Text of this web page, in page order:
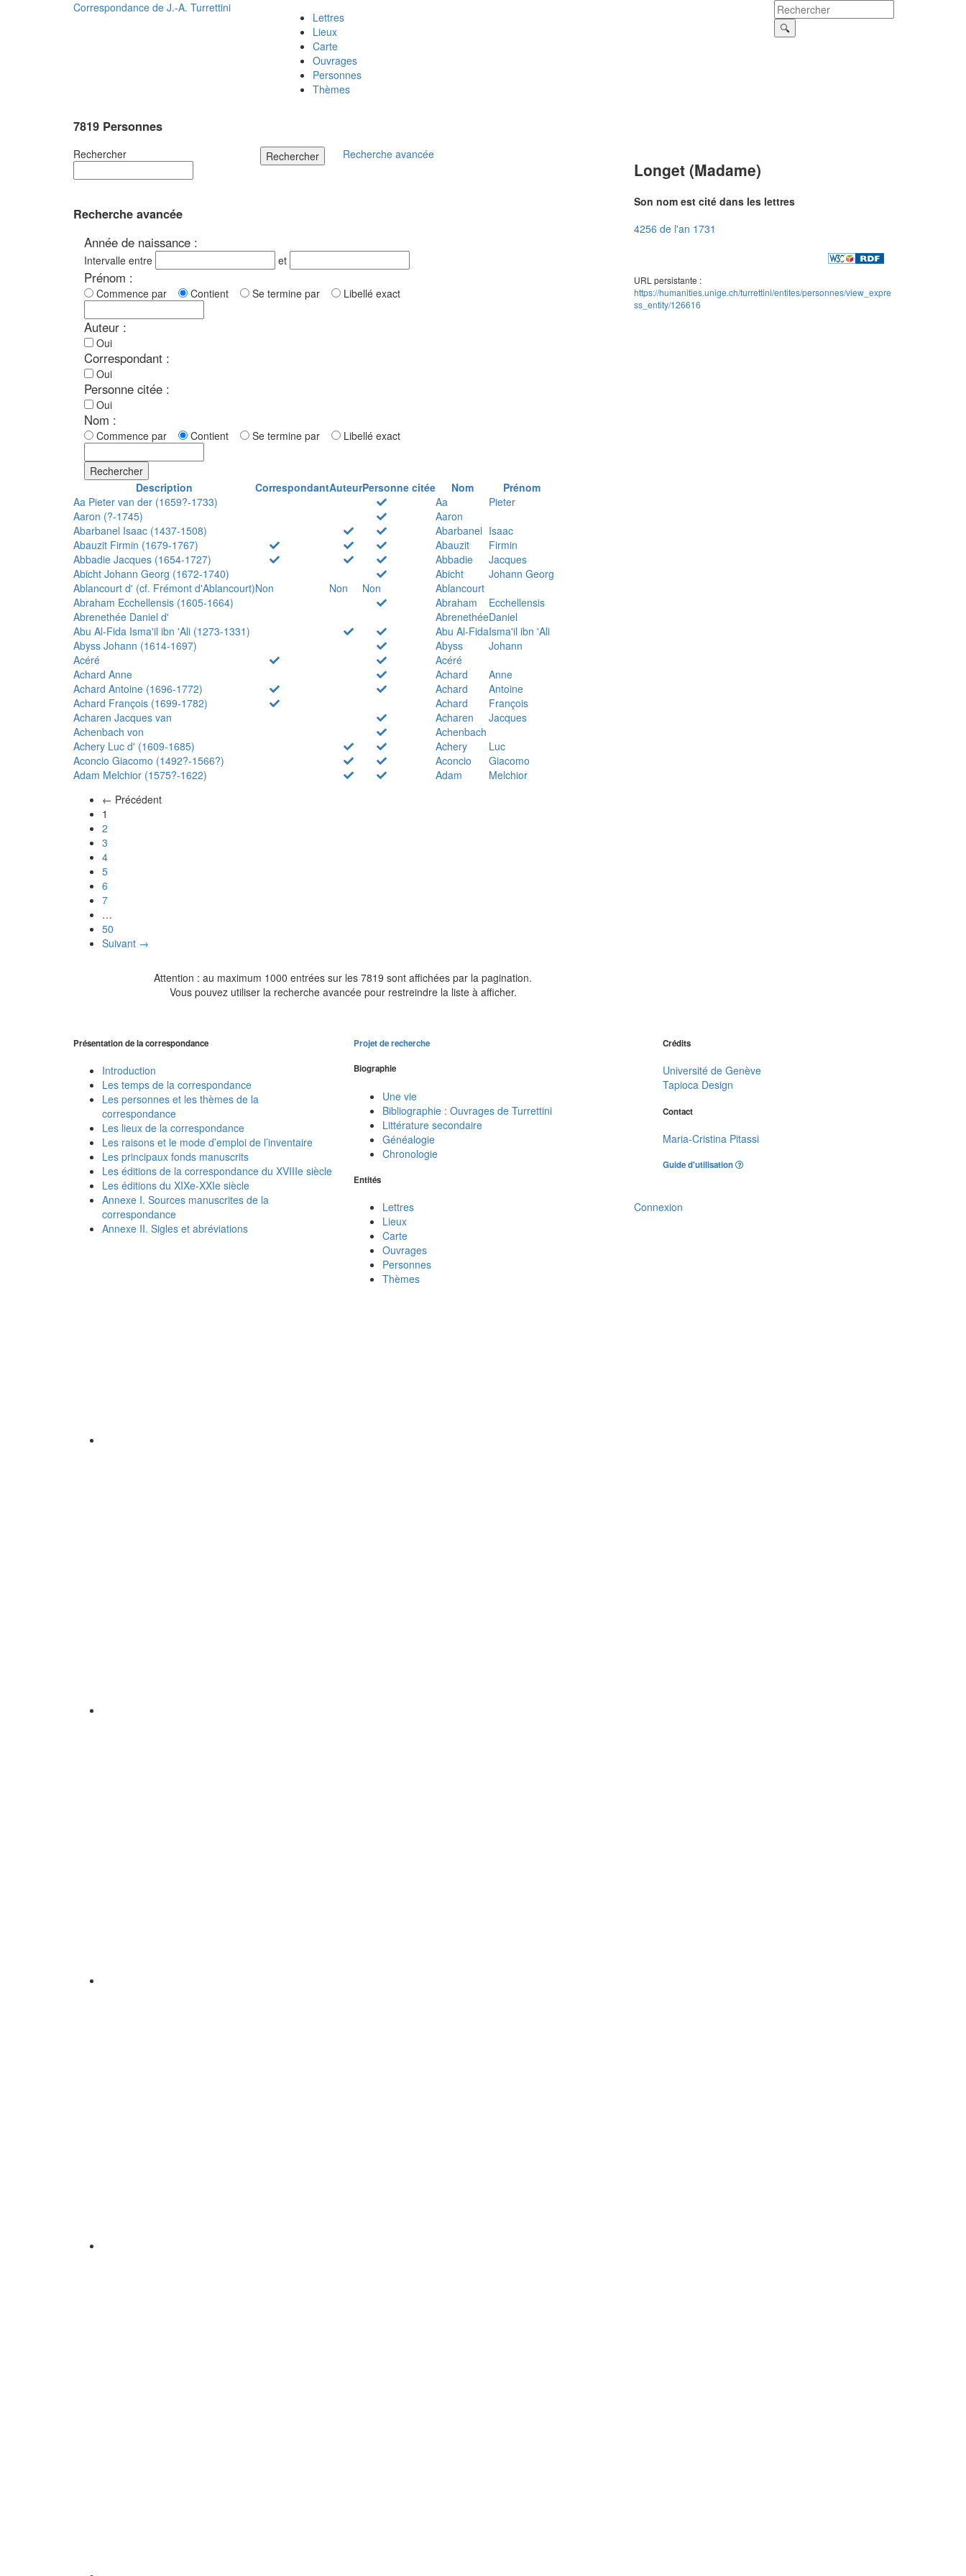
Correspondance de J.-A. Turrettini
Lettres
Lieux
Carte
Ouvrages
Personnes
Thèmes
7819 Personnes
Rechercher Rechercher Recherche avancée
Recherche avancée
Année de naissance :
Intervalle entre et
Prénom :
Commence par Contient Se termine par Libellé exact
Auteur :
Oui
Correspondant :
Oui
Personne citée :
Oui
Nom :
Commence par Contient Se termine par Libellé exact
Rechercher
Description
CorrespondantAuteurPersonne citée Nom
Prénom
Aa Pieter van der (1659?-1733)
Aa
Pieter
Aaron (?-1745)
Aaron
Abarbanel Isaac (1437-1508)
Abarbanel Isaac
Abauzit Firmin (1679-1767)
Abauzit
Firmin
Abbadie Jacques (1654-1727)
Abbadie
Jacques
Abicht Johann Georg (1672-1740)
Abicht
Johann Georg
Ablancourt d' (cf. Frémont d'Ablancourt)Non Non Non
Ablancourt
Abraham Ecchellensis (1605-1664)
Abraham
Ecchellensis
Abrenethée Daniel d'
AbrenethéeDaniel
Abu Al-Fida Isma'il ibn 'Ali (1273-1331)
Abu Al-FidaIsma'il ibn 'Ali
Abyss Johann (1614-1697)
Abyss
Johann
Acéré
Acéré
Achard Anne
Achard
Anne
Achard Antoine (1696-1772)
Achard
Antoine
Achard François (1699-1782)
Achard
François
Acharen Jacques van
Acharen
Jacques
Achenbach von
Achenbach
Achery Luc d' (1609-1685)
Achery
Luc
Aconcio Giacomo (1492?-1566?)
Aconcio
Giacomo
Adam Melchior (1575?-1622)
Adam
Melchior
← Précédent
1
2
3
4
5
6
7
…
50
Suivant →
Attention : au maximum 1000 entrées sur les 7819 sont affichées par la pagination.
Vous pouvez utiliser la recherche avancée pour restreindre la liste à afficher.
Longet (Madame)
Son nom est cité dans les lettres
4256 de l'an 1731
URL persistante :
https://humanities.unige.ch/turrettini/entites/personnes/view_expre
ss_entity/126616
Présentation de la correspondance
Introduction
Les temps de la correspondance
Les personnes et les thèmes de la
correspondance
Les lieux de la correspondance
Les raisons et le mode d’emploi de l’inventaire
Les principaux fonds manuscrits
Les éditions de la correspondance du XVIIIe siècle
Les éditions du XIXe-XXIe siècle
Annexe I. Sources manuscrites de la
correspondance
Annexe II. Sigles et abréviations
Projet de recherche
Biographie
Une vie
Bibliographie : Ouvrages de Turrettini
Littérature secondaire
Généalogie
Chronologie
Entités
Lettres
Lieux
Carte
Ouvrages
Personnes
Thèmes
Crédits
Université de Genève
Tapioca Design
Contact
Maria-Cristina Pitassi
Guide d'utilisation
Connexion